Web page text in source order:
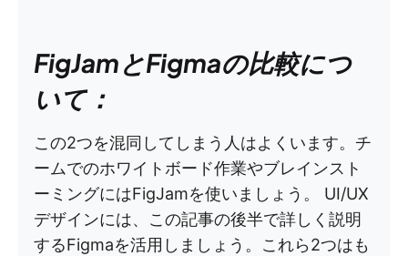
FigJamとFigmaの比較につ
いて：
この2つを混同してしまう人はよくいます。チ
ームでのホワイトボード作業やブレインスト
ーミングにはFigJamを使いましょう。 UI/UX
デザインには、この記事の後半で詳しく説明
するFigmaを活用しましょう。これら2つはも